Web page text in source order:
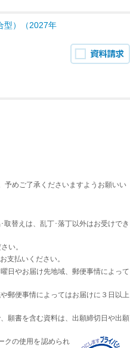
型）（2027年
予めご了承くださいますようお願いい
替えは、乱丁･落丁以外はお受けでき
い。
支払いください。
日やお届け先地域、郵便事情によって
郵便事情によってはお届けに３日以上
願書を含む資料は、出願締切日や出願
クの使用を認められ